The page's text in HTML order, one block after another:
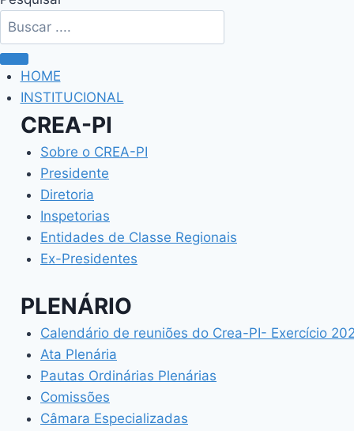
HOME
INSTITUCIONAL
CREA-PI
Sobre o CREA-PI
Presidente
Diretoria
Inspetorias
Entidades de Classe Regionais
Ex-Presidentes
PLENÁRIO
Calendário de reuniões do Crea-PI- Exercício
Ata Plenária
Pautas Ordinárias Plenárias
Comissões
Câmara Especializadas